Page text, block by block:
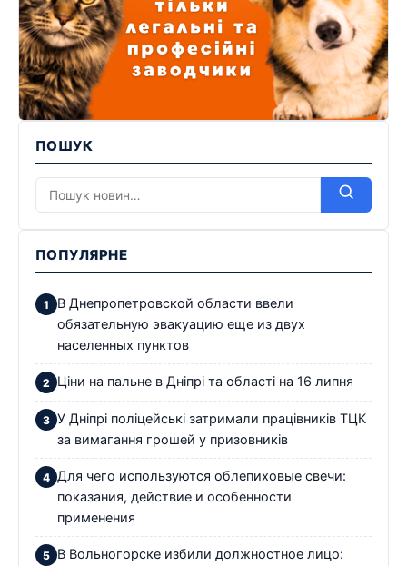
ПОШУК
ПОПУЛЯРНЕ
В Днепропетровской области ввели
обязательную эвакуацию еще из двух
населенных пунктов
Ціни на пальне в Дніпрі та області на 16 липня
У Дніпрі поліцейські затримали працівників ТЦК
за вимагання грошей у призовників
Для чего используются облепиховые свечи:
показания, действие и особенности
применения
В Вольногорске избили должностное лицо: